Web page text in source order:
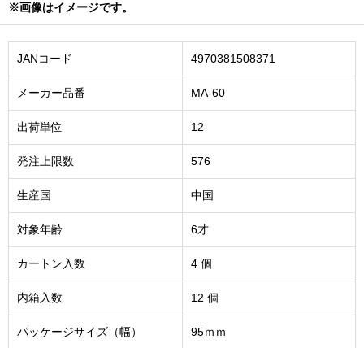
※画像はイメージです。
JANコード 4970381508371
メーカー品番 MA-60
出荷単位 12
発注上限数 576
生産国 中国
対象年齢 6才
カートン入数 4 個
内箱入数 12 個
パッケージサイズ（幅） 95ｍｍ